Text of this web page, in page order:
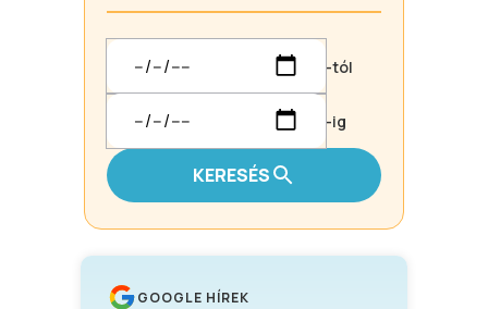
-tól
-ig
KERESÉS
GOOGLE HÍREK